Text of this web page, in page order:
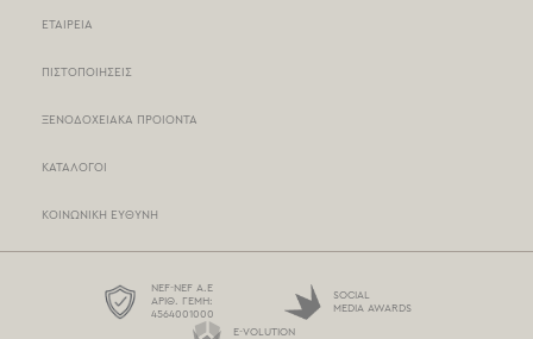
ΠΡΟΣΤΑΣΙΑ ΠΡΟΣΩΠΙΚΩΝ ΔΕΔΟΜΕΝΩΝ
ΕΤΑΙΡΕΙΑ
ΠΙΣΤΟΠΟΙΗΣΕΙΣ
ΞΕΝΟΔΟΧΕΙΑΚΑ ΠΡΟΙΟΝΤΑ
ΚΑΤΑΛΟΓΟΙ
ΚΟΙΝΩΝΙΚΗ ΕΥΘΥΝΗ
NEF-NEF Α.Ε
ΑΡΙΘ. ΓΕΜΗ:
4564001000
SOCIAL
MEDIA AWARDS
E-VOLUTION